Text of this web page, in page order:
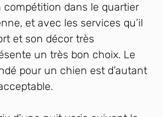
compétition dans le quartier
et avec les services qu’il
et son décor très
un très bon choix. Le
pour un chien est d’autant